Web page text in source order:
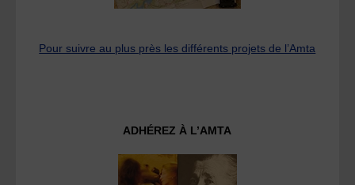
Pour suivre au plus près les différents projets de l’Amta
ADHÉREZ À L’AMTA